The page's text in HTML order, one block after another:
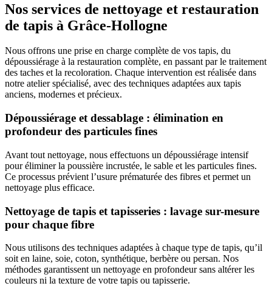
Nos services de nettoyage et restauration
de tapis à Grâce-Hollogne
Nous offrons une prise en charge complète de vos tapis, du
dépoussiérage à la restauration complète, en passant par le traitement
des taches et la recoloration. Chaque intervention est réalisée dans
notre atelier spécialisé, avec des techniques adaptées aux tapis
anciens, modernes et précieux.
Dépoussiérage et dessablage : élimination en
profondeur des particules fines
Avant tout nettoyage, nous effectuons un dépoussiérage intensif
pour éliminer la poussière incrustée, le sable et les particules fines.
Ce processus prévient l’usure prématurée des fibres et permet un
nettoyage plus efficace.
Nettoyage de tapis et tapisseries : lavage sur-mesure
pour chaque fibre
Nous utilisons des techniques adaptées à chaque type de tapis, qu’il
soit en laine, soie, coton, synthétique, berbère ou persan. Nos
méthodes garantissent un nettoyage en profondeur sans altérer les
couleurs ni la texture de votre tapis ou tapisserie.